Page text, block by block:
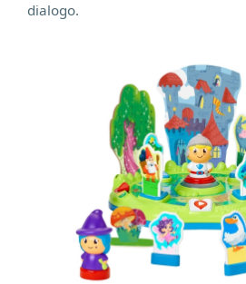
dialogo.